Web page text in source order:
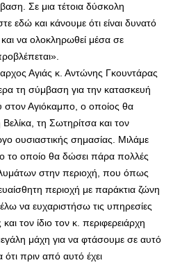
Σε μια τέτοια δύσκολη
εδώ και κάνουμε ότι είναι δυνατό
να ολοκληρωθεί μέσα σε
Αγιάς κ. Αντώνης Γκουντάρας
τη σύμβαση για την κατασκευή
στον Αγιόκαμπο, ο οποίος θα
τη Σωτηρίτσα και τον
ουσιαστικής σημασίας. Μιλάμε
το οποίο θα δώσει πάρα πολλές
λυμάτων στην περιοχή, που όπως
ευαίσθητη περιοχή με παράκτια ζώνη
να ευχαριστήσω τις υπηρεσίες
τον ίδιο τον κ. περιφερειάρχη
μάχη για να φτάσουμε σε αυτό
πριν από αυτό έχει